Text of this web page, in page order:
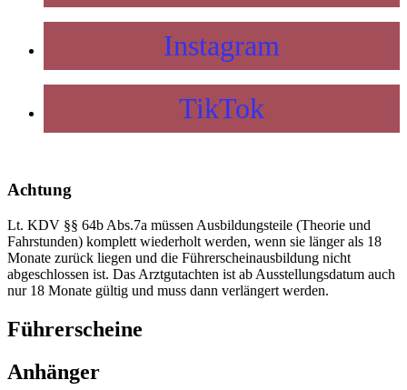
Instagram
TikTok
Achtung
Lt. KDV §§ 64b Abs.7a müssen Ausbildungsteile (Theorie und
Fahrstunden) komplett wiederholt werden, wenn sie länger als 18
Monate zurück liegen und die Führerscheinausbildung nicht
abgeschlossen ist. Das Arztgutachten ist ab Ausstellungsdatum auch
nur 18 Monate gültig und muss dann verlängert werden.
Führerscheine
Anhänger